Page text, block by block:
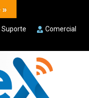
Suporte
Comercial
»